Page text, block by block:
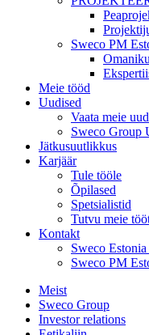
Sweco PM
Meie tööd
Uudised
Vaata meie
Sweco Group
Jätkusuutlikkus
Karjäär
Tule tööle
Õpilased
Spetsialistid
Tutvu meie
Kontakt
Sweco
Sweco PM
Meist
Sweco Group
Investor relations